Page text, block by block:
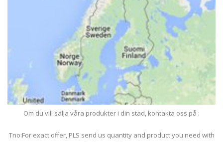
Om du vill sälja våra produkter i din stad, kontakta oss på :
Tno:For exact offer, PLS send us quantity and product you need with